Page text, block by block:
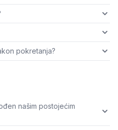
pokretanja?
našim postojećim